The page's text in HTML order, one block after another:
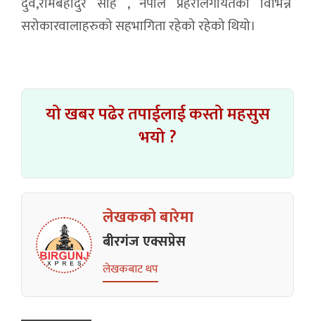
सरोकारवालाहरुको सहभागिता रहेको रहेको थियो।
यो खबर पढेर तपाईलाई कस्तो महसुस
भयो ?
लेखकको बारेमा
बीरगंज एक्सप्रेस
लेखकबाट थप